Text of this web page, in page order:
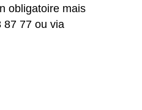
obligatoire mais
87 77 ou via